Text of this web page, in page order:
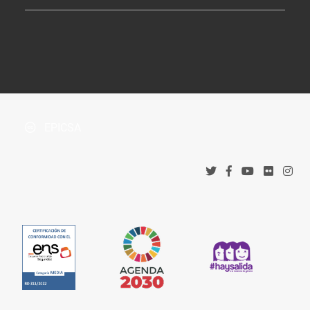
Tribunal Administrativo de Recursos Contractuales